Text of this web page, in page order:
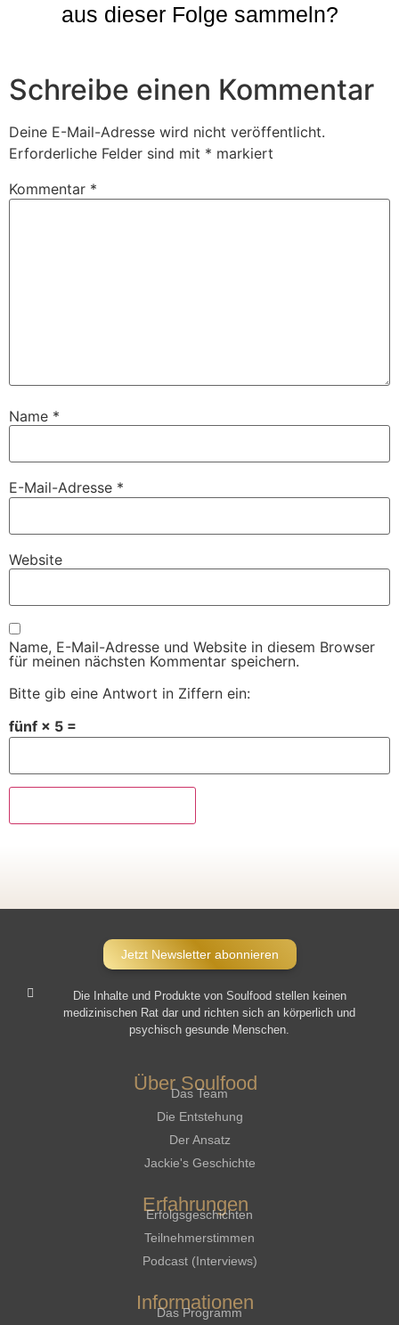
aus dieser Folge sammeln?
Schreibe einen Kommentar
Deine E-Mail-Adresse wird nicht veröffentlicht.
Erforderliche Felder sind mit * markiert
Kommentar *
Name *
E-Mail-Adresse *
Website
Name, E-Mail-Adresse und Website in diesem Browser
für meinen nächsten Kommentar speichern.
Bitte gib eine Antwort in Ziffern ein:
fünf × 5 =
Jetzt Newsletter abonnieren
Die Inhalte und Produkte von Soulfood stellen keinen
medizinischen Rat dar und richten sich an körperlich und
psychisch gesunde Menschen.​
Über Soulfood
Das Team
Die Entstehung
Der Ansatz
Jackie's Geschichte
Erfahrungen
Erfolgsgeschichten
Teilnehmerstimmen
Podcast (Interviews)
Informationen
Das Programm